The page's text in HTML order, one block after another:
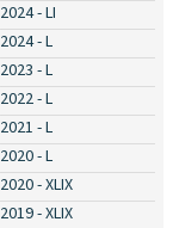
2024 - LI
2024 - L
2023 - L
2022 - L
2021 - L
2020 - L
2020 - XLIX
2019 - XLIX